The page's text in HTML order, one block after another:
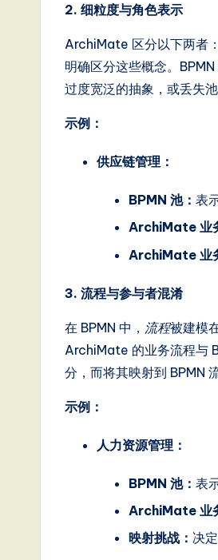
in
A
2. 细粒度与角色表示
ArchiMate 区分以下两者：
明确区分这些概念。
过度宽泛的抽象，或丢失
示例：
供应链管理：
BPMN 池： 表
ArchiMate 业
ArchiMate 业
3. 流程与参与者混淆
在 BPMN 中， 流程被建模
ArchiMate 的业务流程与
分，而将其映射到 BPMN
示例：
人力资源管理：
BPMN 池： 表
ArchiMate 业
映射挑战： 决